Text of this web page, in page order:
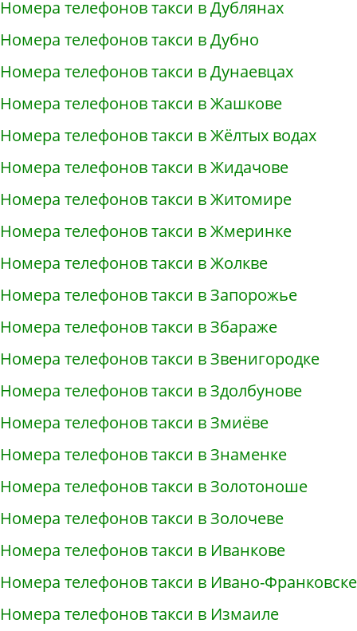
Номера телефонов такси в Дублянах
Номера телефонов такси в Дубно
Номера телефонов такси в Дунаевцах
Номера телефонов такси в Жашкове
Номера телефонов такси в Жёлтых водах
Номера телефонов такси в Жидачове
Номера телефонов такси в Житомире
Номера телефонов такси в Жмеринке
Номера телефонов такси в Жолкве
Номера телефонов такси в Запорожье
Номера телефонов такси в Збараже
Номера телефонов такси в Звенигородке
Номера телефонов такси в Здолбунове
Номера телефонов такси в Змиёве
Номера телефонов такси в Знаменке
Номера телефонов такси в Золотоноше
Номера телефонов такси в Золочеве
Номера телефонов такси в Иванкове
Номера телефонов такси в Ивано-Франковске
Номера телефонов такси в Измаиле